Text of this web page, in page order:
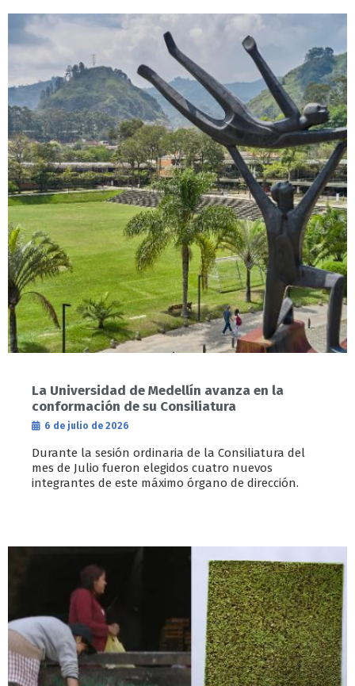
La Universidad de Medellín avanza en la
conformación de su Consiliatura
6 de julio de 2026
Durante la sesión ordinaria de la Consiliatura del
mes de Julio fueron elegidos cuatro nuevos
integrantes de este máximo órgano de dirección.